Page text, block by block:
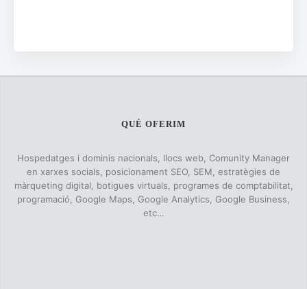
QUÈ OFERIM
Hospedatges i dominis nacionals, llocs web, Comunity Manager
en xarxes socials, posicionament SEO, SEM, estratègies de
màrqueting digital, botigues virtuals, programes de comptabilitat,
programació, Google Maps, Google Analytics, Google Business,
etc…